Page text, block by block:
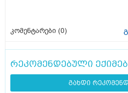
კომენტარები (0)
რეკომენდებული
გახდი